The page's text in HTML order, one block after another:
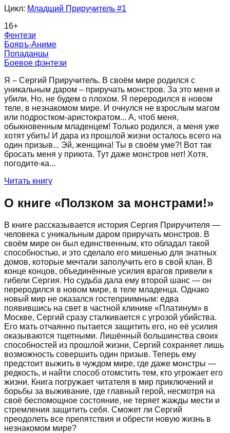
Цикл: Младший Приручитель #1
16+
Фентези
Бояръ-Аниме
Попаданцы
Боевое фэнтези
Я – Сергий Приручитель. В своём мире родился с
уникальным даром – приручать монстров. За это меня и
убили. Но, не будем о плохом. Я переродился в новом
теле, в незнакомом мире. И очнулся не взрослым магом
или подростком-аристократом... А, чтоб меня,
обыкновенным младенцем! Только родился, а меня уже
хотят убить! И дара из прошлой жизни осталось всего на
один призыв... Эй, женщина! Ты в своём уме?! Вот так
бросать меня у приюта. Тут даже монстров нет! Хотя,
погодите-ка...
Читать книгу
О книге «Ползком за монстрами!»
В книге рассказывается история Сергия Приручителя —
человека с уникальным даром приручать монстров. В
своём мире он был единственным, кто обладал такой
способностью, и это сделало его мишенью для знатных
домов, которые мечтали заполучить его в свой клан. В
конце концов, объединённые усилия врагов привели к
гибели Сергия. Но судьба дала ему второй шанс — он
переродился в новом мире, в теле младенца. Однако
новый мир не оказался гостеприимным: едва
появившись на свет в частной клинике «Платинум» в
Москве, Сергий сразу сталкивается с угрозой убийства.
Его мать отчаянно пытается защитить его, но её усилия
оказываются тщетными. Лишённый большинства своих
способностей из прошлой жизни, Сергий сохраняет лишь
возможность совершить один призыв. Теперь ему
предстоит выжить в чуждом мире, где даже монстры —
редкость, и найти способ отомстить тем, кто угрожает его
жизни. Книга погружает читателя в мир приключений и
борьбы за выживание, где главный герой, несмотря на
своё беспомощное состояние, не теряет жажды мести и
стремления защитить себя. Сможет ли Сергий
преодолеть все препятствия и обрести новую жизнь в
незнакомом мире?